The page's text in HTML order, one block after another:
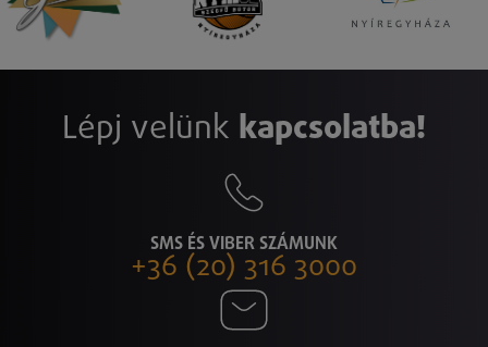
Lépj velünk kapcsolatba!
SMS ÉS VIBER SZÁMUNK
+36 (20) 316 3000